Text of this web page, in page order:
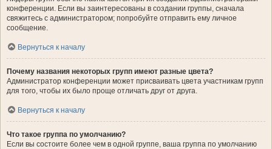
конференции. Если вы заинтересованы в создании группы, сначала
свяжитесь с администратором; попробуйте отправить ему личное
сообщение.
Вернуться к началу
Почему названия некоторых групп имеют разные цвета?
Администратор конференции может присваивать цвета участникам групп
для того, чтобы их было проще отличать друг от друга.
Вернуться к началу
Что такое группа по умолчанию?
Если вы состоите более чем в одной группе, ваша группа по умолчанию